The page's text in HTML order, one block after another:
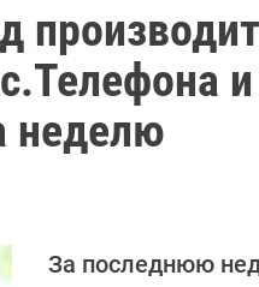
неделю
За последнюю